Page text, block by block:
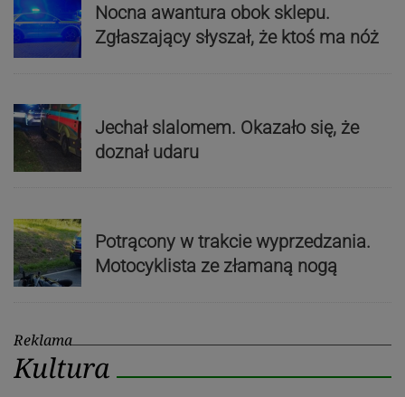
Nocna awantura obok sklepu.
Zgłaszający słyszał, że ktoś ma nóż
Jechał slalomem. Okazało się, że
doznał udaru
Potrącony w trakcie wyprzedzania.
Motocyklista ze złamaną nogą
Reklama
Kultura